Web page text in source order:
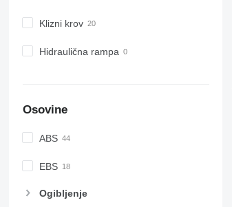
Klizni krov
Hidraulična rampa
Osovine
ABS
EBS
Ogibljenje